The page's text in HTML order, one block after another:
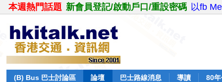
本週熱門話題 新會員登記/啟動戶口/重設密碼 以fb
(B) Bus 巴士討論區 論壇 巴士路線消息 導讀 80